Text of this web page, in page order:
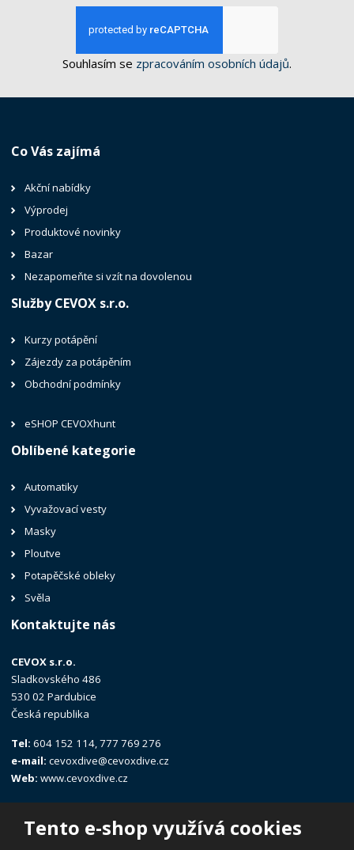
Tento e-shop využívá cookies
Souhlasím se zpracováním osobních údajů.
Co Vás zajímá
Akční nabídky
Výprodej
Produktové novinky
Bazar
Nezapomeňte si vzít na dovolenou
Služby CEVOX s.r.o.
Kurzy potápění
Zájezdy za potápěním
Obchodní podmínky
eSHOP CEVOXhunt
Oblíbené kategorie
Automatiky
Vyvažovací vesty
Masky
Ploutve
Potapěčské obleky
Svěla
Kontaktujte nás
CEVOX s.r.o.
Sladkovského 486
530 02 Pardubice
Česká republika
Tel:604 152 114, 777 769 276
e-mail: cevoxdive@cevoxdive.cz
Web: www.cevoxdive.cz